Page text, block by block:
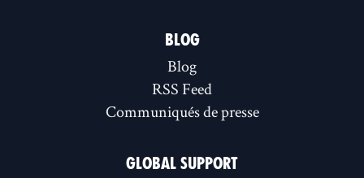
BLOG
Blog
RSS Feed
Communiqués de presse
GLOBAL SUPPORT